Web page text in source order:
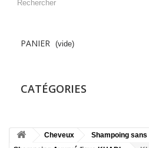
PANIER (vide)
CATÉGORIES
Cheveux
Shampoing